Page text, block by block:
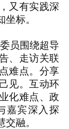
又有实践深
标。
员围绕超导
、走访关联
难点。分享
见。互动环
化难点、政
嘉宾深入探
融。